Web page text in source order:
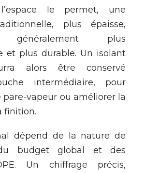
le permet, une
plus épaisse,
généralement plus
et plus durable. Un isolant
alors être conservé
intermédiaire, pour
vapeur ou améliorer la
finition.
dépend de la nature de
du budget global et des
Un chiffrage précis,